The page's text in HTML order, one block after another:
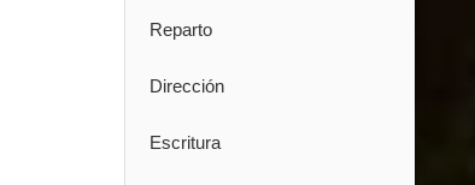
Reparto
Dirección
Escritura